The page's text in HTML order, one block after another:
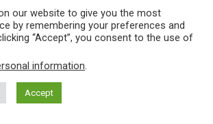
Amalia Barna
our website to give you the most
by remembering your preferences and
“Accept”, you consent to the use of
information.
Accept